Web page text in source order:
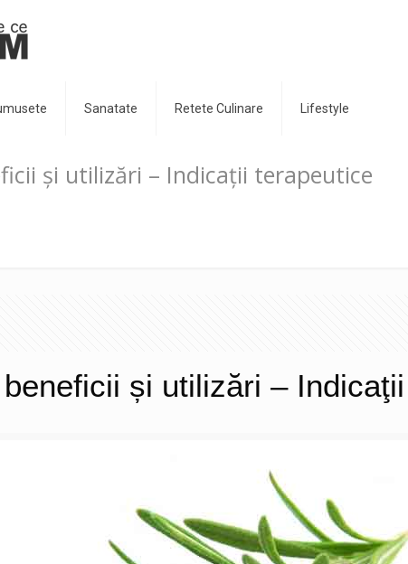
Sanatate Retete Culinare Lifestyle
și utilizări – Indicaţii terapeutice
și utilizări –